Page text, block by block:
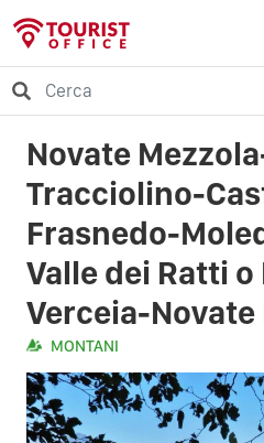
Novate
Tracciolino-
Frasnedo-
Valle dei Ratti
Verceia-Novate
MONTANI